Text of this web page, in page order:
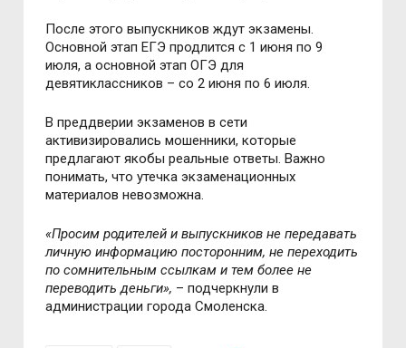
После этого выпускников ждут экзамены.
Основной этап ЕГЭ продлится с 1 июня по 9
июля, а основной этап ОГЭ для
девятиклассников – со 2 июня по 6 июля.
В преддверии экзаменов в сети
активизировались мошенники, которые
предлагают якобы реальные ответы. Важно
понимать, что утечка экзаменационных
материалов невозможна.
«Просим родителей и выпускников не передавать
личную информацию посторонним, не переходить
по сомнительным ссылкам и тем более не
переводить деньги», – подчеркнули в
администрации города Смоленска.